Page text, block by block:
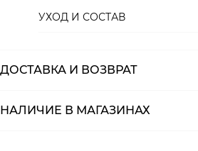
УХОД И СОСТАВ
ДОСТАВКА И ВОЗВРАТ
НАЛИЧИЕ В МАГАЗИНАХ